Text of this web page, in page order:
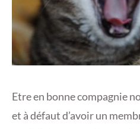
Etre en bonne compagnie
et à défaut d’avoir un